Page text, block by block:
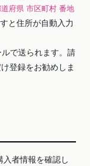
府県 市区町村 番地
と住所が自動入力
で送られます。請
登録をお勧めしま
者情報を確認し